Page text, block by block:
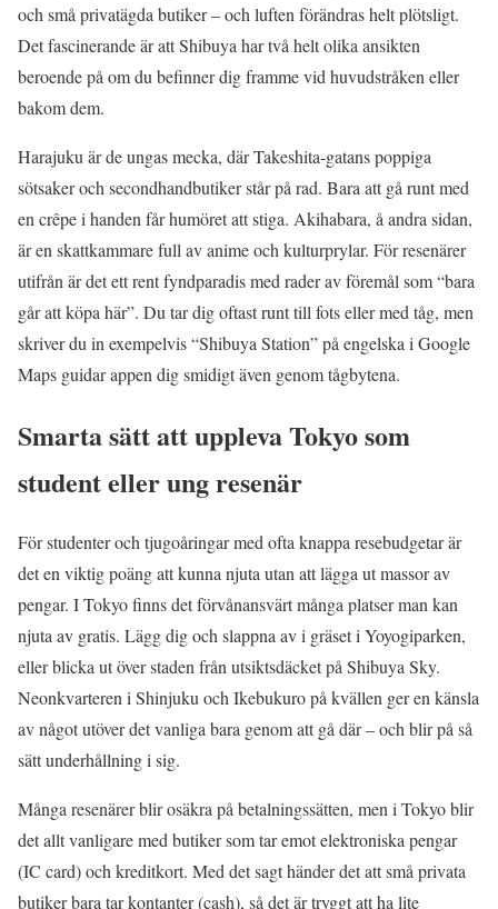
och små privatägda butiker – och luften förändras helt plötsligt.
Det fascinerande är att Shibuya har två helt olika ansikten
beroende på om du befinner dig framme vid huvudstråken eller
bakom dem.
Harajuku är de ungas mecka, där Takeshita-gatans poppiga
sötsaker och secondhandbutiker står på rad. Bara att gå runt med
en crêpe i handen får humöret att stiga. Akihabara, å andra sidan,
är en skattkammare full av anime och kulturprylar. För resenärer
utifrån är det ett rent fyndparadis med rader av föremål som “bara
går att köpa här”. Du tar dig oftast runt till fots eller med tåg, men
skriver du in exempelvis “Shibuya Station” på engelska i Google
Maps guidar appen dig smidigt även genom tågbytena.
Smarta sätt att uppleva Tokyo som
student eller ung resenär
För studenter och tjugoåringar med ofta knappa resebudgetar är
det en viktig poäng att kunna njuta utan att lägga ut massor av
pengar. I Tokyo finns det förvånansvärt många platser man kan
njuta av gratis. Lägg dig och slappna av i gräset i Yoyogiparken,
eller blicka ut över staden från utsiktsdäcket på Shibuya Sky.
Neonkvarteren i Shinjuku och Ikebukuro på kvällen ger en känsla
av något utöver det vanliga bara genom att gå där – och blir på så
sätt underhållning i sig.
Många resenärer blir osäkra på betalningssätten, men i Tokyo blir
det allt vanligare med butiker som tar emot elektroniska pengar
(IC card) och kreditkort. Med det sagt händer det att små privata
butiker bara tar kontanter (cash), så det är tryggt att ha lite